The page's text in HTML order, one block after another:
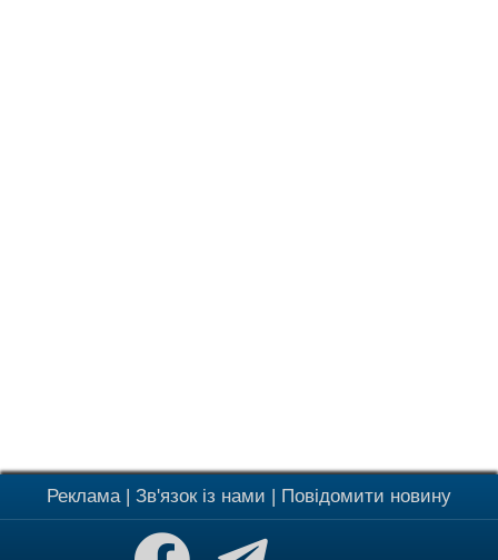
Реклама| Зв'язок із нами | Повідомити новину